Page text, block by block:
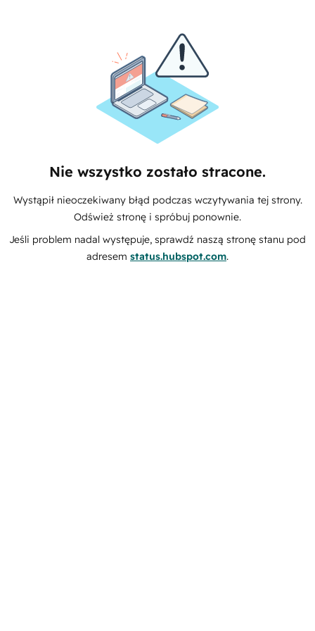
Nie wszystko zostało stracone.
Wystąpił nieoczekiwany błąd podczas wczytywania tej strony.
Odśwież stronę i spróbuj ponownie.
Jeśli problem nadal występuje, sprawdź naszą stronę stanu pod
adresem status.hubspot.com.